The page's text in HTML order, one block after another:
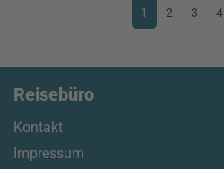
1 2 3 4
Reisebüro
Kontakt
Impressum